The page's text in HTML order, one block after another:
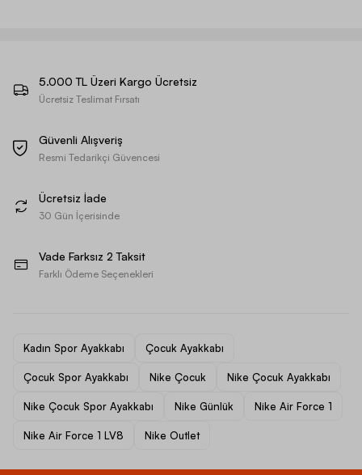
5.000 TL Üzeri Kargo Ücretsiz
Ücretsiz Teslimat Fırsatı
Güvenli Alışveriş
Resmi Tedarikçi Güvencesi
Ücretsiz İade
30 Gün İçerisinde
Vade Farksız 2 Taksit
Farklı Ödeme Seçenekleri
Kadın Spor Ayakkabı Çocuk Ayakkabı
Çocuk Spor Ayakkabı Nike Çocuk Nike Çocuk Ayakkabı
Nike Çocuk Spor Ayakkabı Nike Günlük Nike Air Force 1
Nike Air Force 1 LV8 Nike Outlet